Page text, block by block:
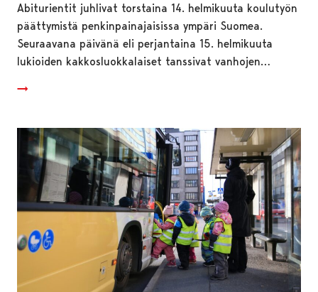
Abiturientit juhlivat torstaina 14. helmikuuta koulutyön
päättymistä penkinpainajaisissa ympäri Suomea.
Seuraavana päivänä eli perjantaina 15. helmikuuta
lukioiden kakkosluokkalaiset tanssivat vanhojen…